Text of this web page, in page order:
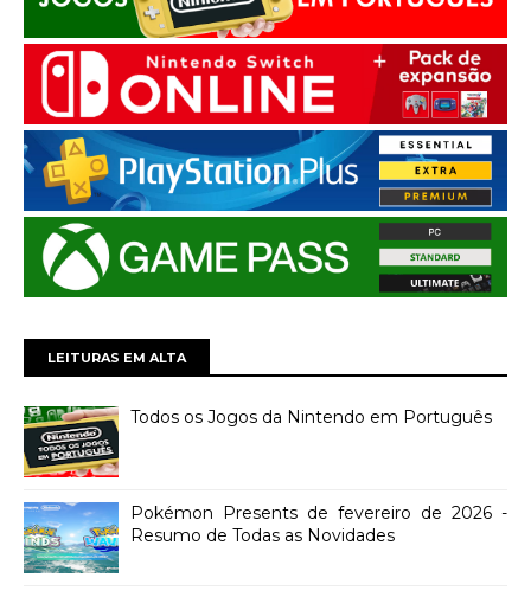
LEITURAS EM ALTA
Todos os Jogos da Nintendo em Português
Pokémon Presents de fevereiro de 2026 -
Resumo de Todas as Novidades